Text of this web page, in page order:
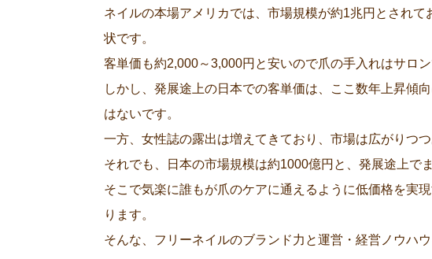
ネイルの本場アメリカでは、市場規模が約1兆円とされ
状です。
客単価も約2,000～3,000円と安いので爪の手入れはサロ
しかし、発展途上の日本での客単価は、ここ数年上昇傾
はないです。
一方、女性誌の露出は増えてきており、市場は広がりつ
それでも、日本の市場規模は約1000億円と、発展途上で
そこで気楽に誰もが爪のケアに通えるように低価格を実
ります。
そんな、フリーネイルのブランド力と運営・経営ノウハ